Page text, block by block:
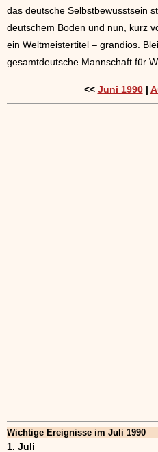
das deutsche Selbstbewusstsein
deutschem Boden und nun, kurz
ein Weltmeistertitel – grandios.
gesamtdeutsche Mannschaft für
<< Juni 1990|
Wichtige Ereignisse im Juli 1990
1. Juli